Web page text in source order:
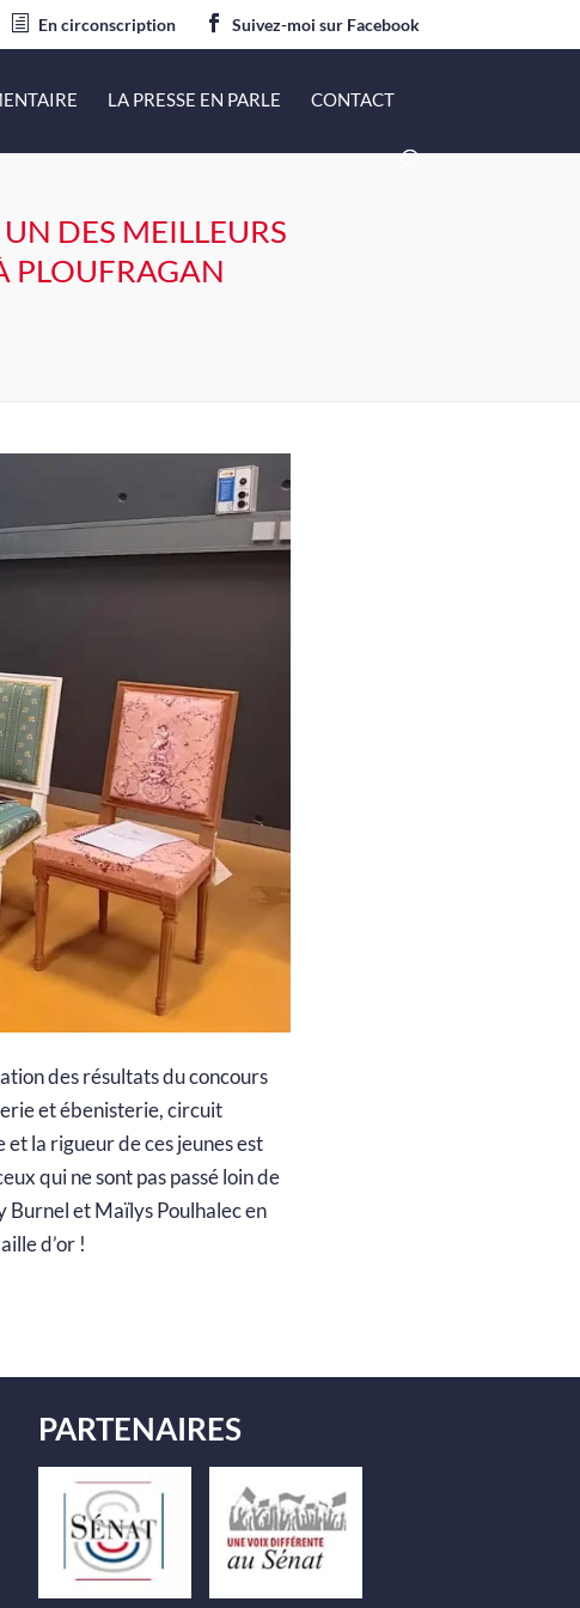
En circonscription Suivez-moi sur Facebook
LA PRESSE EN PARLE CONTACT
DES MEILLEURS
PLOUFRAGAN
des résultats du concours
et ébenisterie, circuit
la rigueur de ces jeunes est
qui ne sont pas passé loin de
Burnel et Maïlys Poulhalec en
d’or !
PARTENAIRES